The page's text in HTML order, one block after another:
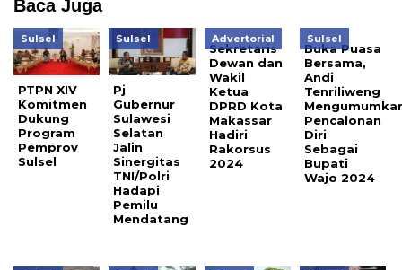
Baca Juga
Sulsel
PTPN XIV
Komitmen
Dukung
Program
Pemprov
Sulsel
Sulsel
Pj
Gubernur
Sulawesi
Selatan
Jalin
Sinergitas
TNI/Polri
Hadapi
Pemilu
Mendatang
Advertorial
Sekretaris
Dewan dan
Wakil
Ketua
DPRD Kota
Makassar
Hadiri
Rakorsus
2024
Sulsel
Buka Puasa
Bersama,
Andi
Tenriliweng
Pencalonan
Diri
Sebagai
Bupati
Wajo 2024